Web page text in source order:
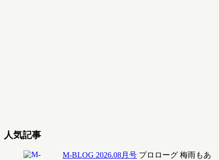
人気記事
M-BLOG 2026.08月号 プロローグ 梅雨もあ